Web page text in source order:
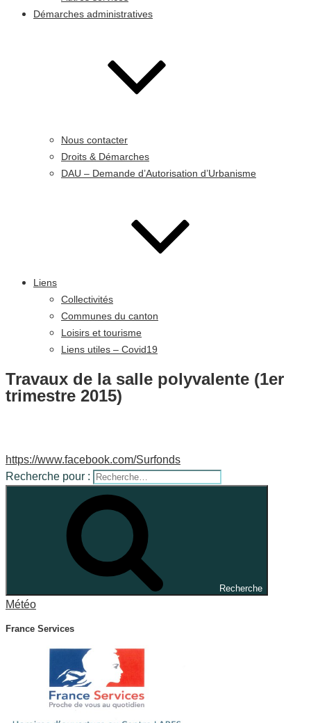
Démarches administratives
Nous contacter
Droits & Démarches
DAU – Demande d’Autorisation d’Urbanisme
Liens
Collectivités
Communes du canton
Loisirs et tourisme
Liens utiles – Covid19
Travaux de la salle polyvalente (1er
trimestre 2015)
https://www.facebook.com/Surfonds
Recherche pour :
Recherche
Météo
France Services